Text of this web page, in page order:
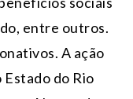
entre outros.
A ação
do Rio